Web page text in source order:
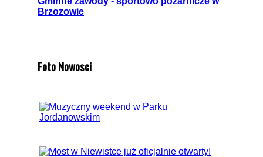
Brzozowie
Foto Nowosci